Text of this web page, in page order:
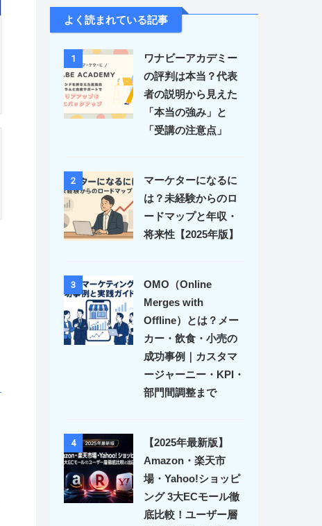
よく読まれている記事
1
ワナビーアカデミー
の評判は本当？代表
者の説明から見えた
「本当の強み」と
「受講の注意点」
2
マーケターになるに
は？未経験からのロ
ードマップと年収・
将来性【2025年版】
3
OMO（Online
Merges with
Offline）とは？メー
カー・飲食・小売の
成功事例｜カスタマ
ージャーニー・KPI・
部門間調整まで
4
【2025年最新版】
Amazon・楽天市
場・Yahoo!ショッピ
ング 3大ECモール徹
底比較！ユーザー層